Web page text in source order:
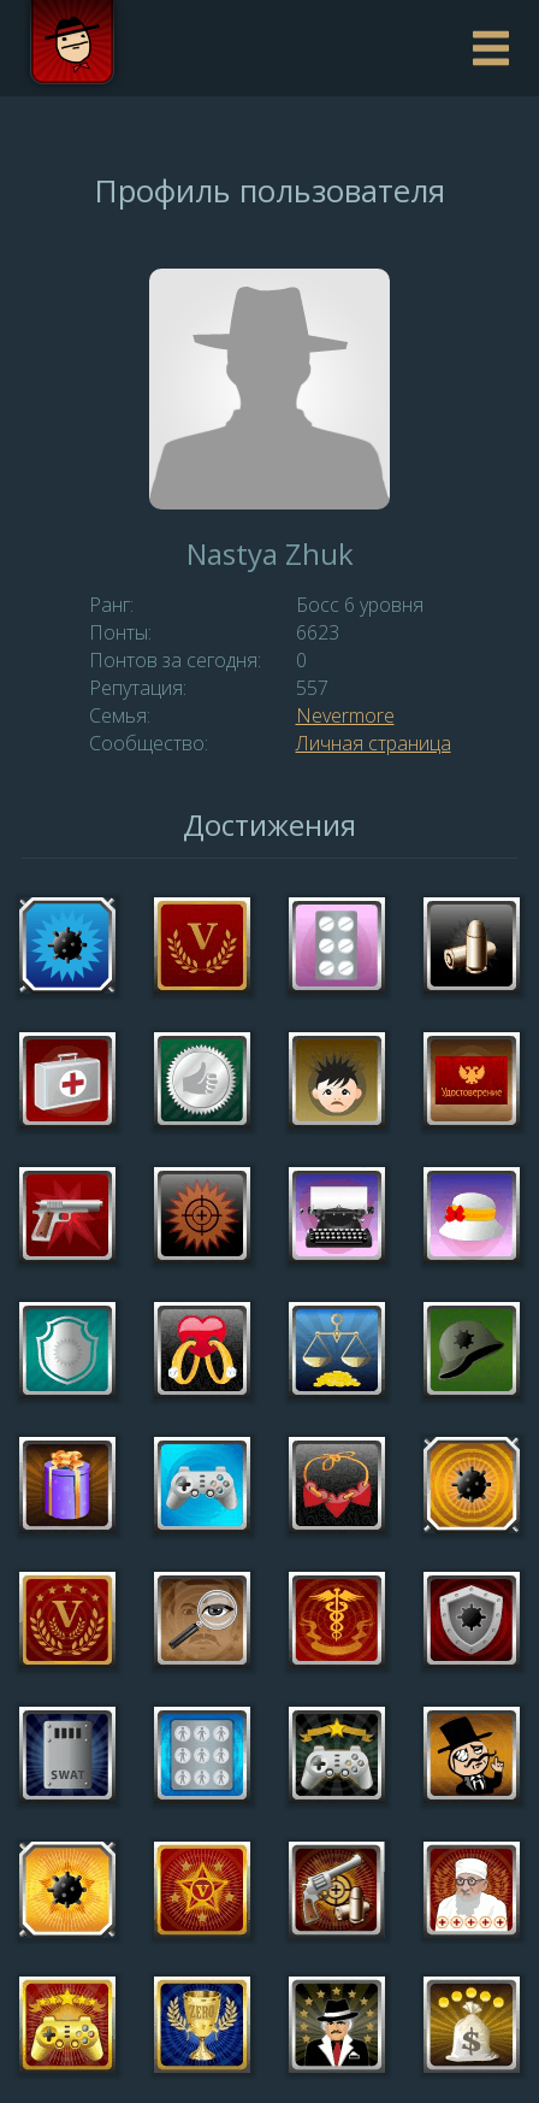
Профиль пользователя
Nastya Zhuk
Ранг:
Босс 6 уровня
Понты:
6623
Понтов за сегодня:
0
Репутация:
557
Семья:
Nevermore
Сообщество:
Личная страница
Достижения